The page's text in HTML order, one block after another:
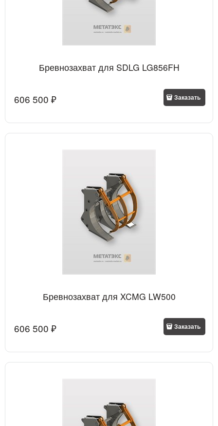
Бревнозахват для SDLG LG856FH
606 500 ₽ Заказать
Бревнозахват для XCMG LW500
606 500 ₽ Заказать